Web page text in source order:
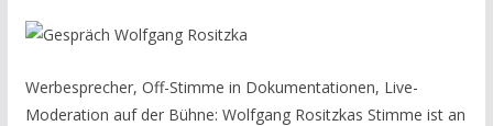
Werbesprecher, Off-Stimme in Dokumentationen, Live-
Moderation auf der Bühne: Wolfgang Rositzkas Stimme ist an